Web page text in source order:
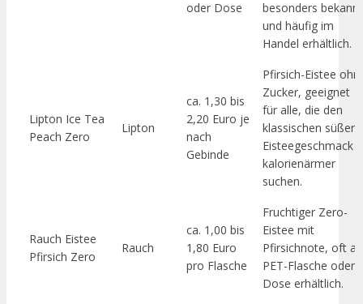
oder Dose
besonders bekannt
und häufig im
Handel erhältlich.
Lipton Ice Tea
Peach Zero
Lipton
ca. 1,30 bis
2,20 Euro je
nach
Gebinde
Pfirsich-Eistee
Zucker, geeignet
für alle, die den
klassischen süßen
Eisteegeschmack
kalorienärmer
suchen.
Rauch Eistee
Pfirsich Zero
Rauch
ca. 1,00 bis
1,80 Euro
pro Flasche
Fruchtiger Zero-
Eistee mit
Pfirsichnote, oft
PET-Flasche oder
Dose erhältlich.